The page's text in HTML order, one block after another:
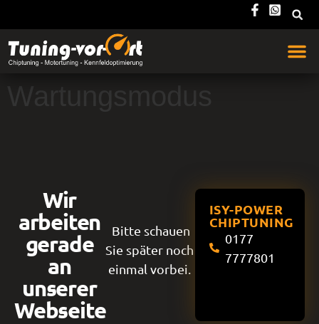
Wartungsmodus
Wir
arbeiten
gerade
an
unserer
Webseite
Bitte schauen
Sie später noch
einmal vorbei.
ISY-POWER
CHIPTUNING
0177
7777801